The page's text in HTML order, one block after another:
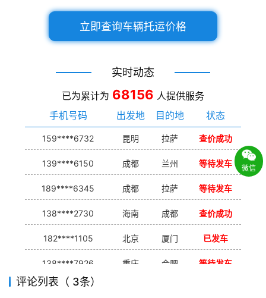
立即查询车辆托运价格
实时动态
已为累计为 68156 人提供服务
手机号码
出发地 目的地 状态
159****6732 昆明 拉萨 查价成功
139****6150 成都 兰州 等待发车
189****6345 成都 拉萨 等待发车
138****2730 海南 成都 查价成功
182****1105 北京 厦门 已发车
138****7926 重庆 合肥 等待发车
139****9233
评论列表（ 3条）
微信